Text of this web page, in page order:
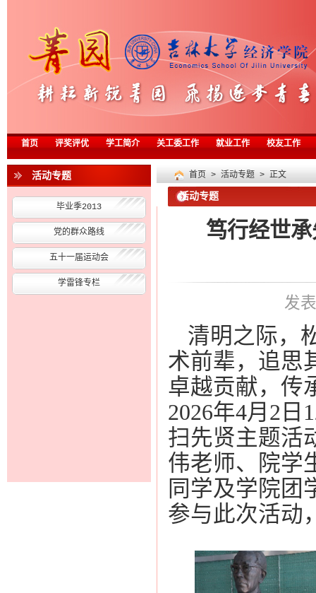
首页 评奖评优 学工简介 关工委工作 就业工作 校友工作
活动专题
毕业季2013
党的群众路线
五十一届运动会
学雷锋专栏
首页 > 活动专题 > 正文
活动专题
笃行经世
发
清明之际，
术前辈，追思
卓越贡献，传
2026年4月 2 日
扫先贤主题活
伟老师、院学
同学及学院团
参与此次活动